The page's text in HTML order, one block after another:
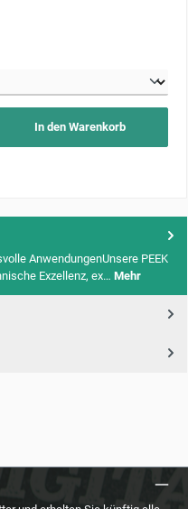
In den Warenkorb
AnwendungenUnsere PEEK
Exzellenz, ex… Mehr